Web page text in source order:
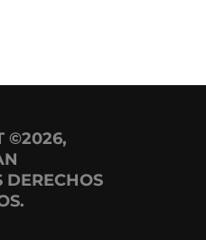
©2026,
DERECHOS